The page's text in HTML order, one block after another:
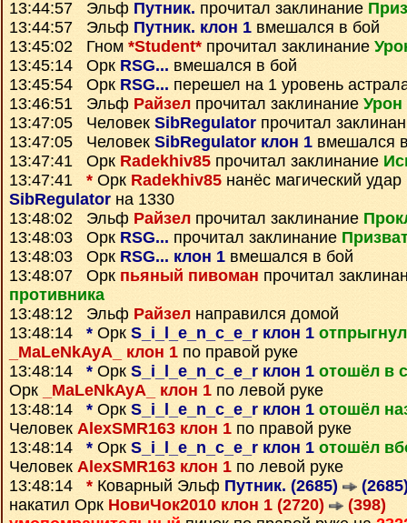
13:44:57 Эльф Путник. прочитал заклинание
13:44:57 Эльф Путник. клон 1 вмешался в бой
13:45:02 Гном *Student* прочитал заклинание
13:45:14 Орк RSG... вмешался в бой
13:45:54 Орк RSG... перешел на 1 уровень
13:46:51 Эльф Райзел прочитал заклинание Урон
13:47:05 Человек SibRegulator прочитал
13:47:05 Человек SibRegulator клон 1 вмешался
13:47:41 Орк Radekhiv85 прочитал заклинание
13:47:41 * Орк Radekhiv85 нанёс магический
SibRegulator на 1330
13:48:02 Эльф Райзел прочитал заклинание
13:48:03 Орк RSG... прочитал заклинание
13:48:03 Орк RSG... клон 1 вмешался в бой
13:48:07 Орк пьяный пивоман прочитал
противника
13:48:12 Эльф Райзел направился домой
13:48:14 * Орк S_i_l_e_n_c_e_r клон 1
_MaLeNkAyA_ клон 1 по правой руке
13:48:14 * Орк S_i_l_e_n_c_e_r клон 1 отошёл в
Орк
_MaLeNkAyA_ клон 1 по левой руке
13:48:14 * Орк S_i_l_e_n_c_e_r клон 1 отошёл
Человек AlexSMR163 клон 1 по правой руке
13:48:14 * Орк S_i_l_e_n_c_e_r клон 1 отошёл
Человек AlexSMR163 клон 1 по левой руке
13:48:14 * Коварный Эльф Путник. (2685)
накатил Орк НовиЧок2010 клон 1 (2720)
(398)